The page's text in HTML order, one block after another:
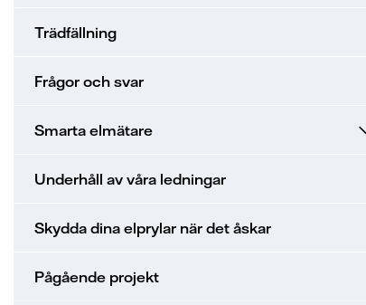
Trädfällning
Frågor och svar
Smarta elmätare
Underhåll av våra ledningar
Skydda dina elprylar när det åskar
Pågående projekt